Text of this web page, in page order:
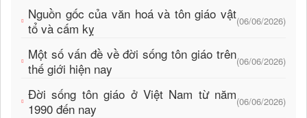
Nguồn gốc của văn hoá và tôn giáo vật
tổ và cấm kỵ
(06/06/2026)
Một số vấn đề về đời sống tôn giáo trên
thế giới hiện nay
(06/06/2026)
Đời sống tôn giáo ở Việt Nam từ năm
1990 đến nay
(06/06/2026)